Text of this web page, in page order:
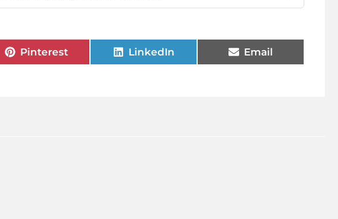
Pinterest LinkedIn Email